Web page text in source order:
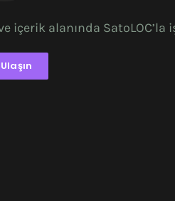
içerik alanında